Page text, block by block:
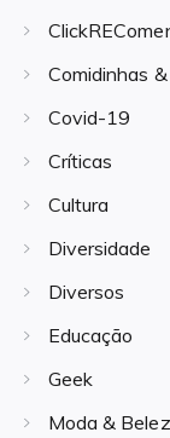
Comidinhas
Covid-19
Críticas
Cultura
Diversidade
Diversos
Educação
Geek
Moda &